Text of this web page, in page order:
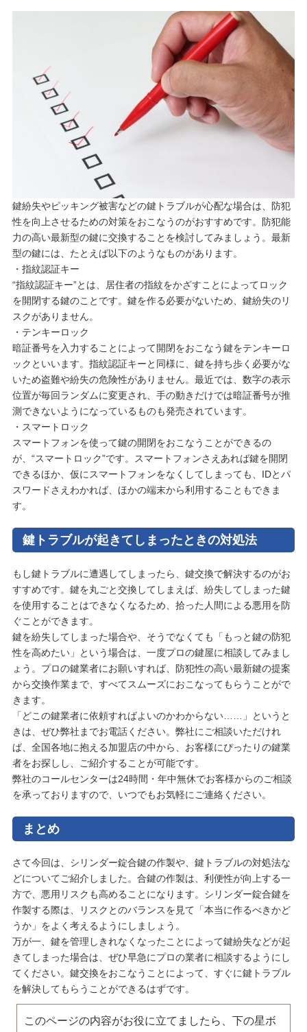
鍵紛失やピッキング被害などの鍵トラブルが心配な場合は、防犯
性を向上させるための対策をおこなうのがおすすめです。防犯能
力の高い最新型の鍵に交換することを検討してみましょう。最新
型の鍵には、たとえば以下のようなものがあります。
・指紋認証キー
“指紋認証キー”とは、居住者の指紋をかざすことによってロック
を開閉する鍵のことです。鍵を作る必要がないため、鍵紛失のリ
スクがありません。
・テンキーロック
暗証番号を入力することによって開閉をおこなう鍵をテンキーロ
ックといいます。指紋認証キーと同様に、鍵を持ち歩く必要がな
いため盗難や紛失の危険性がありません。最近では、数字の表示
位置が毎回ランダムに変更され、手の動きだけでは暗証番号が推
測できないようになっているものも発売されています。
・スマートロック
スマートフォンを使って鍵の開閉をおこなうことができるの
が、“スマートロック”です。スマートフォンさえあれば鍵を開閉
できるほか、仮にスマートフォンをなくしてしまっても、IDとパ
スワードさえわかれば、ほかの端末から利用することもできま
す。
鍵トラブルが起きてしまったときの対処法
もし鍵トラブルに遭遇してしまったら、鍵交換で解決するのがお
すすめです。鍵を丸ごと交換してしまえば、紛失してしまった鍵
を使用することはできなくなるため、拾った人間による悪用を防
ぐことができます。
鍵を紛失してしまった場合や、そうでなくても「もっと鍵の防犯
性を高めたい」という場合は、一度プロの鍵屋に相談してみまし
ょう。プロの鍵業者にお願いすれば、防犯性の高い最新鍵の提案
から交換作業まで、すべてスムーズにおこなってもらうことがで
きます。
「どこの鍵業者に依頼すればよいのかわからない……」というと
きは、ぜひ弊社までお電話ください。弊社にご相談いただけれ
ば、全国各地に抱える加盟店の中から、お客様にぴったりの鍵業
者をお探しし、ご紹介することが可能です。
弊社のコールセンターは24時間・年中無休でお客様からのご相談
を承っておりますので、いつでもお気軽にご連絡ください。
まとめ
さて今回は、シリンダー錠合鍵の作製や、鍵トラブルの対処法な
どについてご紹介しました。合鍵の作製は、利便性が向上する一
方で、悪用リスクも高めることになります。シリンダー錠合鍵を
作製する際は、リスクとのバランスを見て「本当に作るべきかど
うか」をよく考えるようにしましょう。
万が一、鍵を管理しきれなくなったことによって鍵紛失などが起
きてしまった場合は、ぜひ早急にプロの業者に相談するようにし
てください。鍵交換をおこなうことによって、すぐに鍵トラブル
を解決してもらうことができるはずです。
このページの内容がお役に立てましたら、下の星ボ